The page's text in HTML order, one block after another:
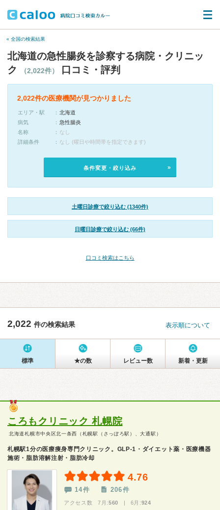
« 全国の検索結果
北海道の急性腸炎を診察する病院・クリニッ
ク
（2,022件） 口コミ・評判
2,022件の医療機関が見つかりました
エリア・駅
北海道
病気
急性腸炎
名称
なし
詳細条件
なし (曜日や時間帯を指定できます)
条件変更・絞り込み
土曜日診療で絞り込む (1340件)
日曜日診療で絞り込む (66件)
口コミ検索はこちら
2,022 件の検索結果 表示順について
標準 ★の数 レビュー数 新着・更新
ころもクリニック 札幌院
北海道札幌市中央区北一条西（札幌駅（さっぽろ駅）、大通駅）
札幌駅1分の医療痩身専門クリニック。GLP-1・ダイエット薬・医療機器
施術・脂肪溶解注射・脂肪冷却
4.76
14件 206件
アクセス数 7月:560 | 6月:924